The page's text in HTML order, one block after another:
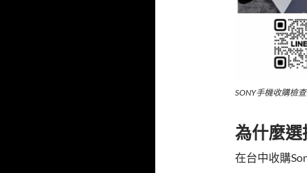
SONY手機收購檢
為什麼選
在台中收購